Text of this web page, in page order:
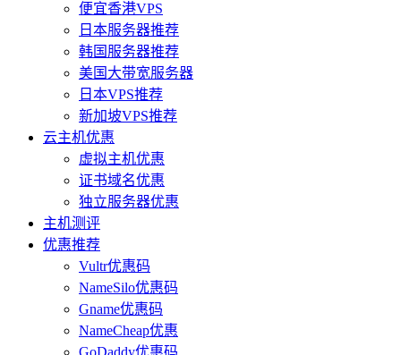
便宜香港VPS
日本服务器推荐
韩国服务器推荐
美国大带宽服务器
日本VPS推荐
新加坡VPS推荐
云主机优惠
虚拟主机优惠
证书域名优惠
独立服务器优惠
主机测评
优惠推荐
Vultr优惠码
NameSilo优惠码
Gname优惠码
NameCheap优惠
GoDaddy优惠码